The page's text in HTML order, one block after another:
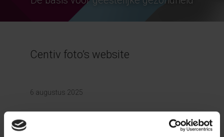
Centiv foto’s website
6 augustus 2025